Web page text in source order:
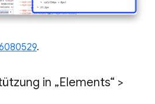
.
in „Elements“ >